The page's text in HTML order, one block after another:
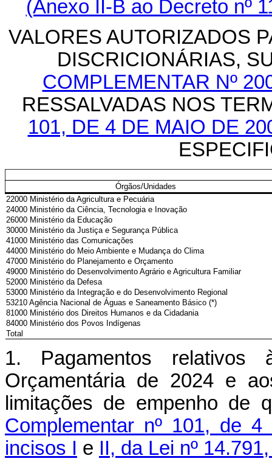
(Anexo II-B ao Decreto nº
VALORES AUTORIZADOS
DISCRICIONÁRIAS,
COMPLEMENTAR Nº
RESSALVADAS NOS
101, DE 4 DE MAIO DE
Órgãos/Unidades
22000 Ministério da Agricultura e Pecuária
24000 Ministério da Ciência, Tecnologia e Inovação
26000 Ministério da Educação
30000 Ministério da Justiça e Segurança Pública
41000 Ministério das Comunicações
44000 Ministério do Meio Ambiente e Mudança do Clima
47000 Ministério do Planejamento e Orçamento
49000 Ministério do Desenvolvimento Agrário e Agricultura Familiar
52000 Ministério da Defesa
53000 Ministério da Integração e do Desenvolvimento Regional
53210 Agência Nacional de Águas e Saneamento Básico (*)
81000 Ministério dos Direitos Humanos e da Cidadania
84000 Ministério dos Povos Indígenas
Total
1. Pagamentos relativos
Orçamentária de 2024 e
limitações de empenho de
Complementar nº 101, de
incisos I e II, da Lei nº